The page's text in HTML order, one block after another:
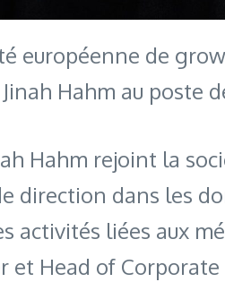
européenne de
Hahm au poste
Hahm rejoint la
direction dans les
activités liées aux
et Head of